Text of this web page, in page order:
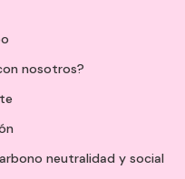
nosotros?
neutralidad y social